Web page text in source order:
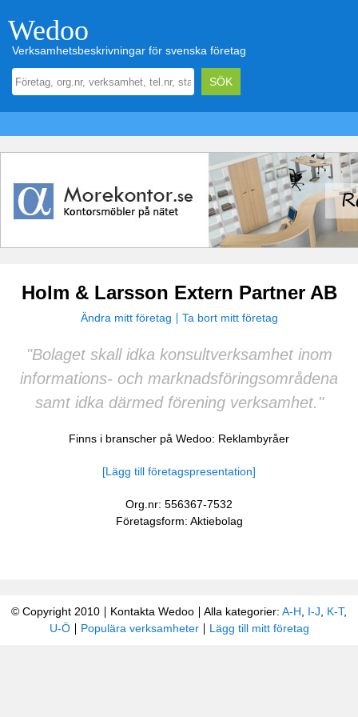
Wedoo
Verksamhetsbeskrivningar för svenska företag
Holm & Larsson Extern Partner AB
Ändra mitt företag Ta bort mitt företag
"Bolaget skall idka konsultverksamhet inom
informations- och marknadsföringsområdena
samt idka därmed förening verksamhet."
Finns i branscher på Wedoo: Reklambyråer
[Lägg till företagspresentation]
Org.nr: 556367-7532
Företagsform: Aktiebolag
© Copyright 2010 Kontakta Wedoo Alla kategorier: A-H I-J K-T,
U-Ö
Populära verksamheter Lägg till mitt företag